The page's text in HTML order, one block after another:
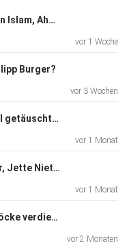
Schüren Sie Hass gegen den Islam, Ahmad Mansour?
vor 1 Woche
Burger?
vor 3 Wochen
Haben Sie Ihre Wähler mit KI getäuscht, Herr Voigt?
vor 1 Monat
Wie sehr hassen Sie Männer, Jette Nietzard?
vor 1 Monat
Wieviel hast Du mit Björn Höcke verdient, Ben Berndt?
vor 2 Monaten